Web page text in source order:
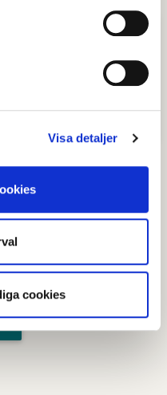
Visa detaljer
cookies
granskad05 juni 2026
dig?